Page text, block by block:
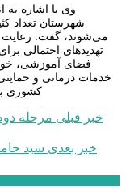
وی با اشاره به
شهرستان تعداد
می‌شوند، گفت: رعایت
تهدیدهای احتمالی
فضای آموزشی،
خدمات درمانی و حمایتی
کشوری
خبر قبلی مرحله
خبر بعدی سید